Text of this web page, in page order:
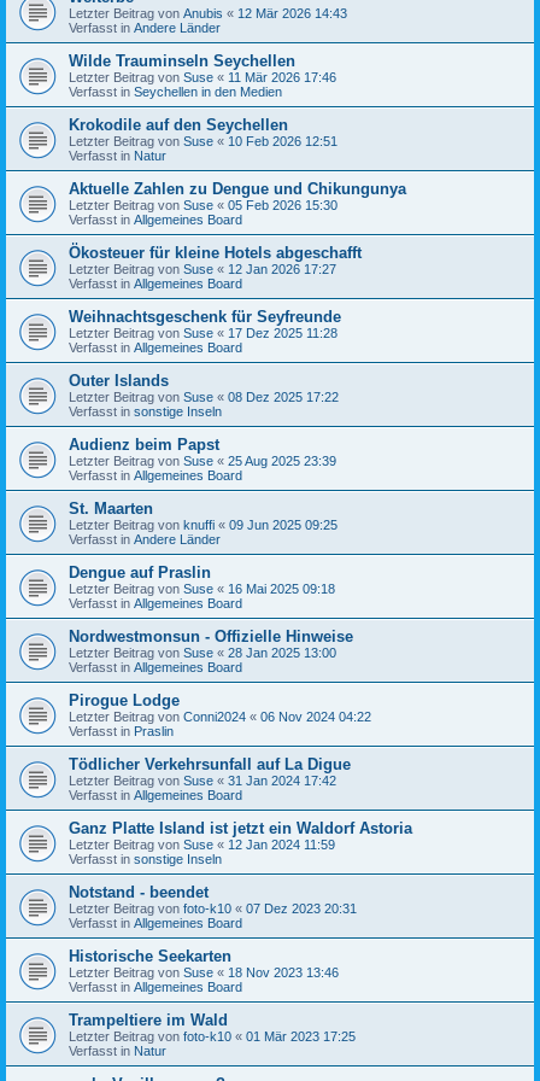
Letzter Beitrag von Anubis « 12 Mär 2026 14:43
Verfasst in Andere Länder
Wilde Trauminseln Seychellen
Letzter Beitrag von Suse « 11 Mär 2026 17:46
Verfasst in Seychellen in den Medien
Krokodile auf den Seychellen
Letzter Beitrag von Suse « 10 Feb 2026 12:51
Verfasst in Natur
Aktuelle Zahlen zu Dengue und Chikungunya
Letzter Beitrag von Suse « 05 Feb 2026 15:30
Verfasst in Allgemeines Board
Ökosteuer für kleine Hotels abgeschafft
Letzter Beitrag von Suse « 12 Jan 2026 17:27
Verfasst in Allgemeines Board
Weihnachtsgeschenk für Seyfreunde
Letzter Beitrag von Suse « 17 Dez 2025 11:28
Verfasst in Allgemeines Board
Outer Islands
Letzter Beitrag von Suse « 08 Dez 2025 17:22
Verfasst in sonstige Inseln
Audienz beim Papst
Letzter Beitrag von Suse « 25 Aug 2025 23:39
Verfasst in Allgemeines Board
St. Maarten
Letzter Beitrag von knuffi « 09 Jun 2025 09:25
Verfasst in Andere Länder
Dengue auf Praslin
Letzter Beitrag von Suse « 16 Mai 2025 09:18
Verfasst in Allgemeines Board
Nordwestmonsun - Offizielle Hinweise
Letzter Beitrag von Suse « 28 Jan 2025 13:00
Verfasst in Allgemeines Board
Pirogue Lodge
Letzter Beitrag von Conni2024 « 06 Nov 2024 04:22
Verfasst in Praslin
Tödlicher Verkehrsunfall auf La Digue
Letzter Beitrag von Suse « 31 Jan 2024 17:42
Verfasst in Allgemeines Board
Ganz Platte Island ist jetzt ein Waldorf Astoria
Letzter Beitrag von Suse « 12 Jan 2024 11:59
Verfasst in sonstige Inseln
Notstand - beendet
Letzter Beitrag von foto-k10 « 07 Dez 2023 20:31
Verfasst in Allgemeines Board
Historische Seekarten
Letzter Beitrag von Suse « 18 Nov 2023 13:46
Verfasst in Allgemeines Board
Trampeltiere im Wald
Letzter Beitrag von foto-k10 « 01 Mär 2023 17:25
Verfasst in Natur